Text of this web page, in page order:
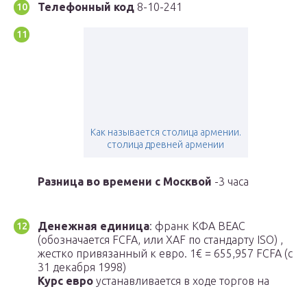
Телефонный код 8-10-241
Как называется столица армении.
столица древней армении
Разница во времени с Москвой -3 часа
Денежная единица: франк КФА BEAC
(обозначается FCFA, или XAF по стандарту ISO) ,
жестко привязанный к евро. 1€ = 655,957 FCFA (c
31 декабря 1998)
Курс евро устанавливается в ходе торгов на